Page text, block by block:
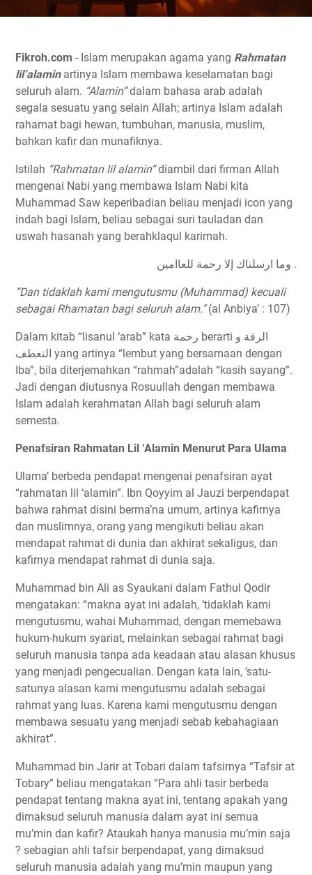
Fikroh.com - Islam merupakan agama yang Rahmatan
lil’alaminartinya Islam membawa keselamatan bagi
seluruh alam. “Alamin”dalam bahasa arab adalah
segala sesuatu yang selain Allah; artinya Islam adalah
rahamat bagi hewan, tumbuhan, manusia, muslim,
bahkan kafir dan munafiknya.
Istilah “Rahmatan lil alamin”diambil dari firman Allah
mengenai Nabi yang membawa Islam Nabi kita
Muhammad Saw keperibadian beliau menjadi icon yang
indah bagi Islam, beliau sebagai suri tauladan dan
uswah hasanah yang berahklaqul karimah.
ﻭﻣﺎ ﺍﺭﺳﻠﻨﺎﻙ ﺇﻻ ﺭﺣﻤﺔ ﻟﻠﻌﺎﺍﻣﻴﻦ .
“Dan tidaklah kami mengutusmu (Muhammad) kecuali
sebagai Rhamatan bagi seluruh alam."(al Anbiya’ : 107)
Dalam kitab “lisanul ‘arab” kata ﺭﺣﻤﺔ berarti ﺍﻟﺮﻗﺔ ﻭ
ﺍﻟﺘﻌﻄﻒ yang artinya “lembut yang bersamaan dengan
Iba”, bila diterjemahkan “rahmah”adalah “kasih sayang”.
Jadi dengan diutusnya Rosuullah dengan membawa
Islam adalah kerahmatan Allah bagi seluruh alam
semesta.
Penafsiran Rahmatan Lil ‘Alamin Menurut Para Ulama
Ulama’ berbeda pendapat mengenai penafsiran ayat
“rahmatan lil ‘alamin”. Ibn Qoyyim al Jauzi berpendapat
bahwa rahmat disini berma’na umum, artinya kafirnya
dan muslimnya, orang yang mengikuti beliau akan
mendapat rahmat di dunia dan akhirat sekaligus, dan
kafirnya mendapat rahmat di dunia saja.
Muhammad bin Ali as Syaukani dalam Fathul Qodir
mengatakan: “makna ayat ini adalah, ‘tidaklah kami
mengutusmu, wahai Muhammad, dengan memebawa
hukum-hukum syariat, melainkan sebagai rahmat bagi
seluruh manusia tanpa ada keadaan atau alasan khusus
yang menjadi pengecualian. Dengan kata lain, ‘satu-
satunya alasan kami mengutusmu adalah sebagai
rahmat yang luas. Karena kami mengutusmu dengan
membawa sesuatu yang menjadi sebab kebahagiaan
akhirat”.
Muhammad bin Jarir at Tobari dalam tafsirnya “Tafsir at
Tobary” beliau mengatakan “Para ahli tasir berbeda
pendapat tentang makna ayat ini, tentang apakah yang
dimaksud seluruh manusia dalam ayat ini semua
mu’min dan kafir? Ataukah hanya manusia mu’min saja
? sebagian ahli tafsir berpendapat, yang dimaksud
seluruh manusia adalah yang mu’min maupun yang